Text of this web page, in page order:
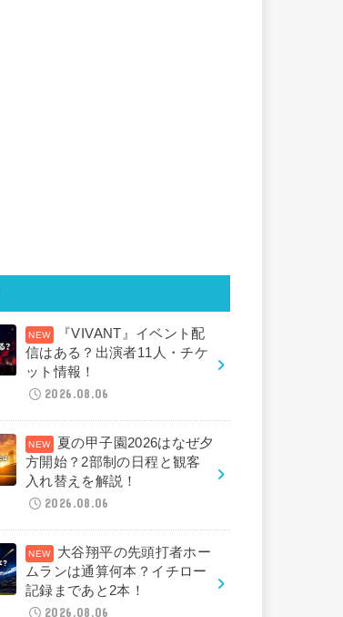
『VIVANT』イベント配
信はある？出演者11人・チケ
ット情報！
2026.08.06
夏の甲子園2026はなぜ夕
方開始？2部制の日程と観客
入れ替えを解説！
2026.08.06
大谷翔平の先頭打者ホー
ムランは通算何本？イチロー
記録まであと2本！
2026.08.06